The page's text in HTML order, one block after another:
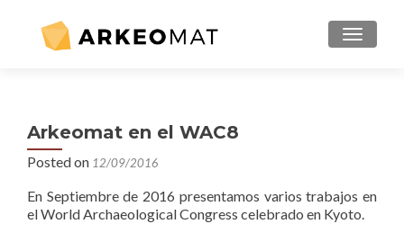
MENU
Arkeomat en el WAC8
Posted on 12/09/2016
En Septiembre de 2016 presentamos varios trabajos en
el World Archaeological Congress celebrado en Kyoto.